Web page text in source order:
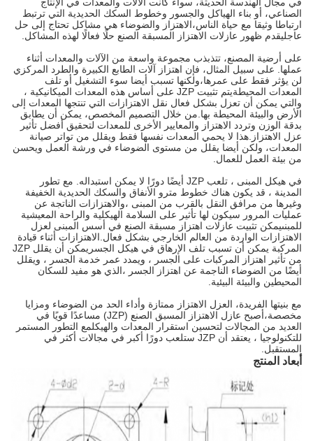
الصناعي، أو بناء الهياكل والجسور وخطوط السكك الحديدية التي ترتبط
ارتباطا وثيقا مع حياة الناس،الاهتزاز والضوضاء هي مشاكل تحتاج إلى حل
عاجليقدم ظهور عازلات الاهتزاز المسبقة الصنع حلًا فعالًا لهذه المشاكل.
على أرضية المصنع، تتذبذب مجموعة واسعة من الآلات والمعدات أثناء
عملها. على سبيل المثال، فإن اهتزاز آلات الطابع الكبيرة والطرد المركزي
لن يؤثر فقط على عمرها،ولكنها تسبب أيضا سوء التشغيل أو تلف
المعدات المحيطةيتم تثبيت JZP على أساس هذه المعدات الميكانيكية ،
والتي يمكن أن تعزل بشكل فعال نقل الاهتزازات التي تنتجها المعدات إلى
الأرض والبيئة المحيطة بها.من خلال التصميم المخصص، يمكن أن يطابق
بدقة الوزن وتردد الاهتزاز والمعايير الأخرى للمعدات لتحقيق أفضل تأثير
عزل الاهتزاز.هذا لا يحمي المعدات نفسها فقط ويقلل من تواتر صيانة
المعدات، ولكن أيضا يقلل من مستوى الضوضاء في ورشة العمل ويحسن
من بيئة العمل للعمال.
في هيكل المبنى ، تلعب JZP أيضًا دورًا لا يمكن استبداله. مع تطور
المدينة ، قد يكون هناك خطوط مترو الأنفاق والسكك الحديدية الخفيفة
وغيرها من مرافق النقل بالقرب من المبنى ،والاهتزازات الناتجة عن
عمليات المرور سيكون لها تأثير على السلامة الهيكلية والراحة المعيشية
للمبنىيمكن تثبيت عازلات اهتزاز مسبقة الصنع في أسس المبنى لعزل
الاهتزازات الواردة من العالم الخارجي بشكل فعال.الاهتزازات أثناء قيادة
المركبة يمكن أن تسبب تلف الإرهاق في هيكل الجسريمكن أن يقلل JZP
من تأثير اهتزاز المركبات على الجسر ، ويمدد عمر خدمة الجسر ، ويقلل
أيضًا من الضوضاء الناجمة عن اهتزاز الجسر ،الذي هو مفيد للسكان
المحيطين والبيئة البيئية.
مع بنيتها الفريدة، العزل الاهتزاز ممتازة وأداء الحد من الضوضاء ومزايا
مخصصة،أصبح عازل الاهتزاز المسبق الصنع (JZP) مساعدًا قويًا في
العديد من المجالات لتحسين استقرار المعدات والهيكلمع التطور المستمر
للتكنولوجيا ، يعتقد أن JZP ستلعب دورًا أكبر في مجالات أكثر في
المستقبل.
أبعاد المنتج